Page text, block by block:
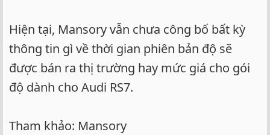
Hiện tại, Mansory vẫn chưa công bố bất kỳ
thông tin gì về thời gian phiên bản độ sẽ
được bán ra thị trường hay mức giá cho gói
độ dành cho Audi RS7.
Tham khảo: Mansory